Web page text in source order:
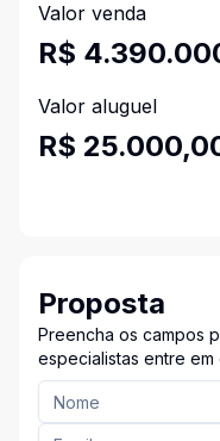
Valor venda
R$
Valor aluguel
R$
Proposta
Preencha os campos
especialistas entre em